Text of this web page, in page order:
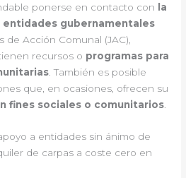
ponerse en contacto con
la
entidades gubernamentales
de Acción Comunal (JAC),
recursos o programas para
. También es posible
que, en ocasiones, ofrecen su
fines sociales o comunitarios
a entidades sin ánimo de
de carpas a coste cero en